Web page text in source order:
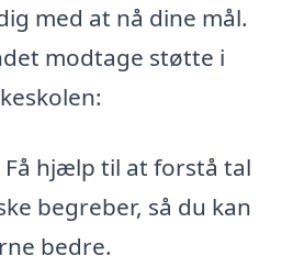
med at nå dine mål.
modtage støtte i
hjælp til at forstå tal
begreber, så du kan
bedre.